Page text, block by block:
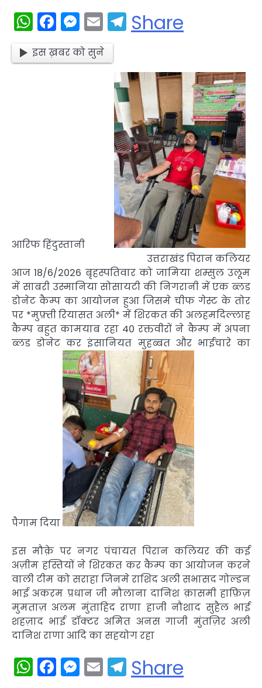
WhatsApp
Facebook
Messenger
EmailTelegram
Share
इस ख़बर को सुने
आरिफ हिंदुस्तानी
उत्तराखंड पिरान कलियर
आज 18/6/2026 बृहस्पतिवार को जामिया शम्सुल उलूम
में साबरी उस्मानिया सोसायटी की निगरानी में एक ब्लड
डोनेट कैम्प का आयोजन हुआ जिसमे चीफ गेस्ट के तोर
पर *मुफ़्ती रियासत अली* में शिरकत की अलहमदिल्लाह
कैम्प बहुत कामयाब रहा 40 रक्तवीरों ने कैम्प में अपना
ब्लड डोनेट कर इंसानियत मुहब्बत और भाईचारे का
पैगाम दिया
इस मौक़े पर नगर पंचायत पिरान कलियर की कई
अज़ीम हस्तियों ने शिरकत कर कैम्प का आयोजन करने
वाली टीम को सराहा जिनमे राशिद अली सभासद गोल्डन
भाई अकरम प्रधान जी मौलाना दानिश क़ासमी हाफ़िज़
मुमताज़ अलम मुंताहिद राणा हाजी नौशाद सुहैल भाई
शहज़ाद भाई डॉक्टर अमित अनस गाजी मुंतज़िर अली
दानिश राणा आदि का सहयोग रहा
WhatsApp
Facebook
Messenger
EmailTelegram
Share